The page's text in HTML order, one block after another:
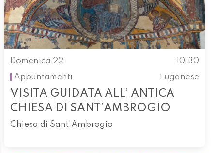
Domenica 22
10.30
Appuntamenti
Luganese
VISITA GUIDATA ALL’ ANTICA
CHIESA DI SANT’AMBROGIO
Chiesa di Sant'Ambrogio